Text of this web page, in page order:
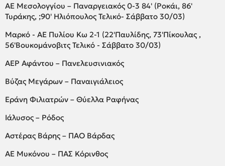
ΑΕ Μεσολογγίου – Παναργειακός 0-3 84' (Ροκάι, 86'
Τυράκης, ;90' Ηλιόπουλος Τελικό- Σάββατο 30/03)
Μαρκό - ΑΕ Πυλίου Κω 2-1 (22'Παυλίδης, 73'Πίκουλας ,
56'Βουκομάνοβιτς Τελικό - Σάββατο 30/03)
ΑΕΡ Αφάντου – Πανελευσινιακός
Βύζας Μεγάρων – Παναιγιάλειος
Εράνη Φιλιατρών – Θύελλα Ραφήνας
Ιάλυσος – Ρόδος
Αστέρας Βάρης – ΠΑΟ Βάρδας
ΑΕ Μυκόνου – ΠΑΣ Κόρινθος